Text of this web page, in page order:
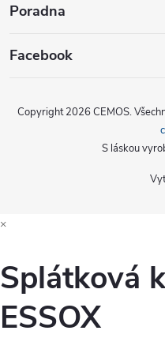
Poradna
Facebook
Copyright 2026 CEMOS.
S láskou
×
Splátková
ESSOX